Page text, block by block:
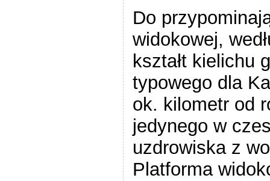
Do
widokowej,
kształt kielichu
typowego dla
ok. kilometr od
jedynego w
uzdrowiska z
Platforma